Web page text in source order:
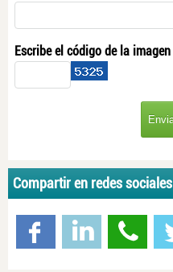
Escribe el código de la imagen
Compartir en redes sociales